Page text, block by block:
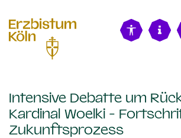
Intensive Debatte um
Kardinal Woelki -
Zukunftsprozess: